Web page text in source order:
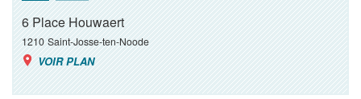
6 Place Houwaert
1210 Saint-Josse-ten-Noode
VOIR PLAN